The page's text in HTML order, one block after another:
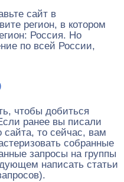
сайт в
регион, в котором
Россия. Но
по всей России,
чтобы добиться
ранее вы писали
сайта, то сейчас, вам
собранные
запросы на группы
написать статьи